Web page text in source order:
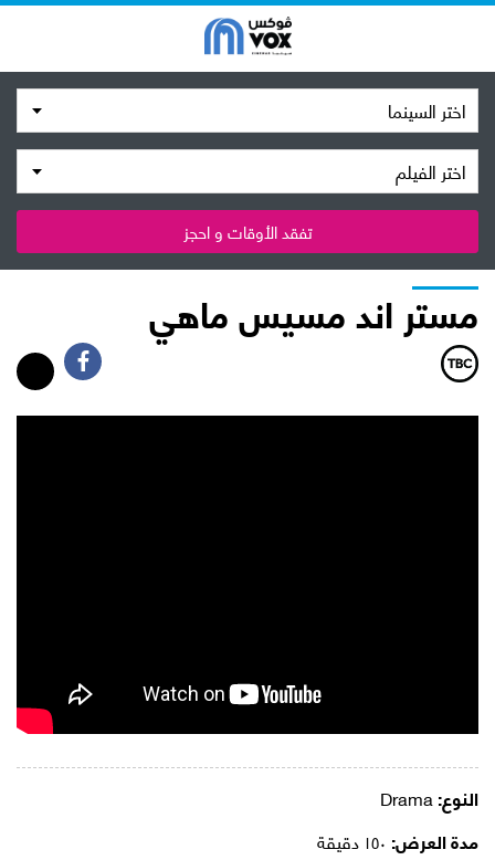
اختر السينما
اختر الفيلم
تفقد الأوقات و احجز
مستر اند مسيس ماهي
النوع:
مدة العرض: